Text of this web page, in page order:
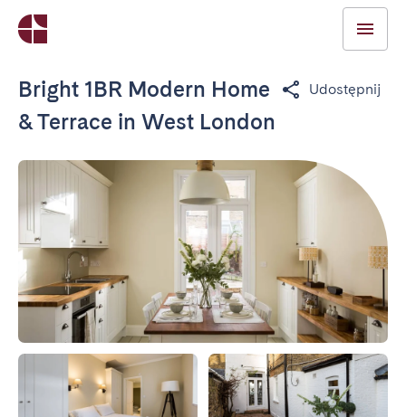
Bright 1BR Modern Home
& Terrace in West London
Udostępnij